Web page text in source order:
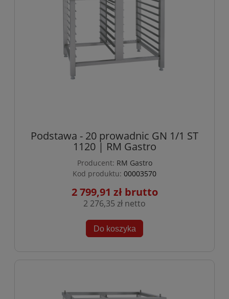
Podstawa - 20 prowadnic GN 1/1 ST
1120 | RM Gastro
Producent: RM Gastro
Kod produktu: 00003570
2 799,91 zł
2 276,35 zł
Do koszyka